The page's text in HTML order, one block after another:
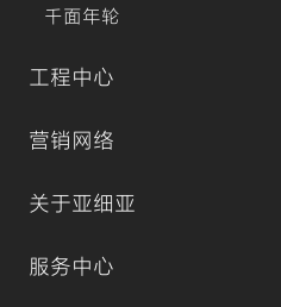
千面年轮
工程中心
营销网络
关于亚细亚
服务中心